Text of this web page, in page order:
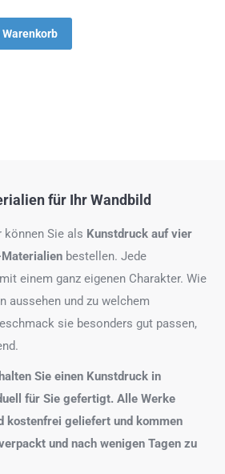
Warenkorb
für Ihr Wandbild
Sie als Kunstdruck auf vier
bestellen. Jede
einem ganz eigenen Charakter. Wie
aussehen und zu welchem
sie besonders gut passen,
Sie einen Kunstdruck in
für Sie gefertigt. Alle Werke
kostenfrei geliefert und kommen
und nach wenigen Tagen zu